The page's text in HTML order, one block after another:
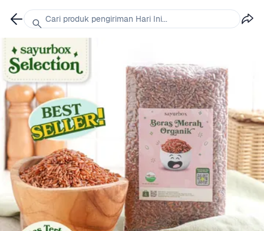
Cari produk pengiriman Hari Ini...